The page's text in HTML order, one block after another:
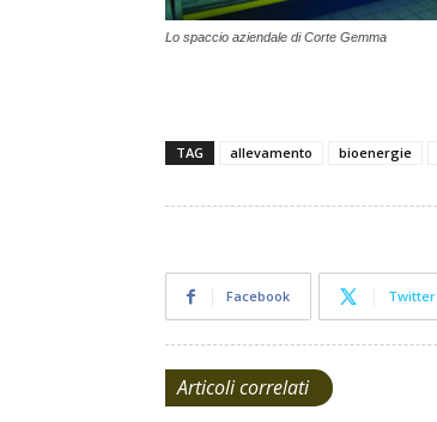
Lo spaccio aziendale di Corte Gemma
TAG allevamento bioenergie
Facebook Twitter
Articoli correlati